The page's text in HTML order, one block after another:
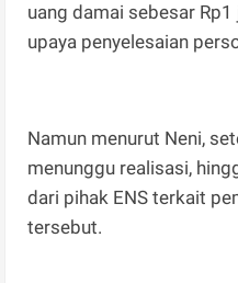
uang damai sebesar
upaya penyelesaian
Namun menurut Neni,
menunggu realisasi,
dari pihak ENS terkait
tersebut.